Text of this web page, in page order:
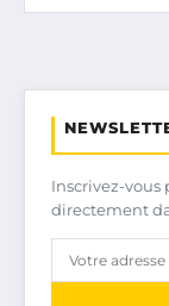
Inscrivez-vous
directement